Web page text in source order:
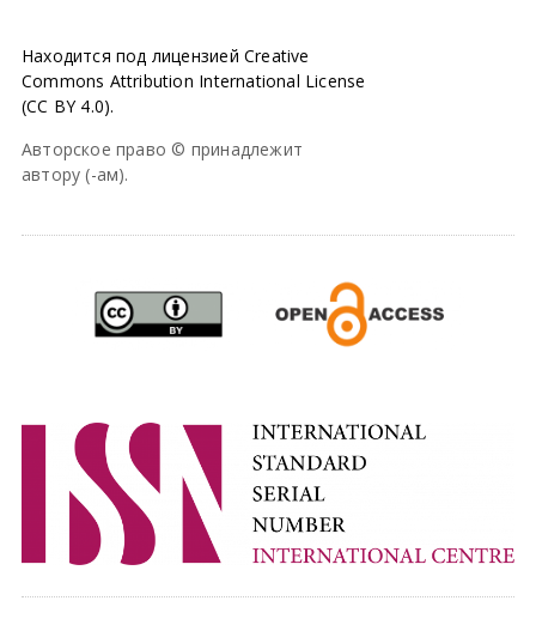
Находится под лицензией Creative
Commons Attribution International License
(CC BY 4.0).
Авторское право © принадлежит
автору (-ам).